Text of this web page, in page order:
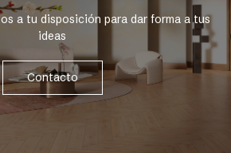
a tu disposición para dar forma a tus
ideas
Contacto